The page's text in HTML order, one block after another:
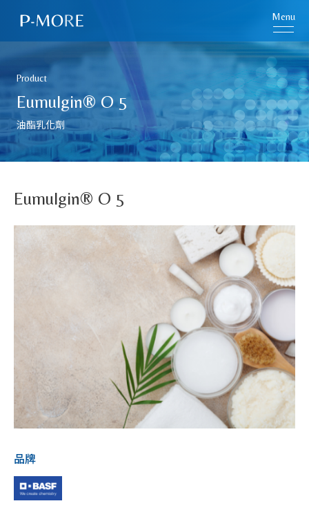
Menu
Product
Eumulgin® O 5
油酯乳化劑
Eumulgin® O 5
品牌